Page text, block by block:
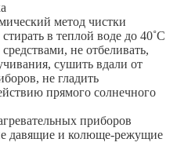
метод чистки
в теплой воде до 40˚С
не отбеливать,
сушить вдали от
не гладить
прямого солнечного
приборов
давящие и колюще-режущие